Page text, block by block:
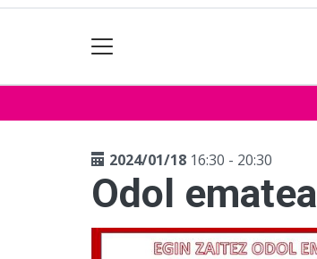
2024/01/18 16:30 - 20:30
Odol ematea